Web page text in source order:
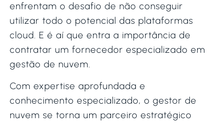
enfrentam o desafio de não conseguir
utilizar todo o potencial das plataformas
cloud. E é aí que entra a importância de
contratar um fornecedor especializado em
gestão de nuvem.
Com expertise aprofundada e
conhecimento especializado, o gestor de
nuvem se torna um parceiro estratégico